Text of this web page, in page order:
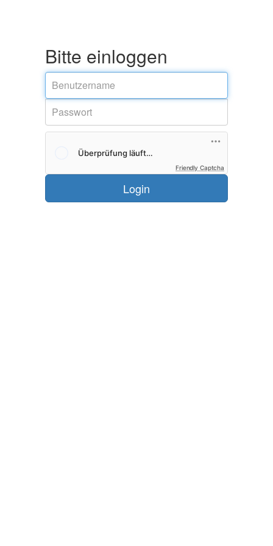
Bitte einloggen
Friendly Captcha
Login